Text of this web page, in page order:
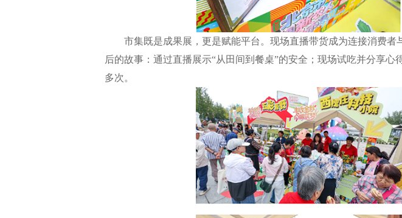
市集既是成果展，更是赋能平台。现场直播带货成为连接消费者
后的故事：通过直播展示“从田间到餐桌”的安全；现场试吃并分享
多次。